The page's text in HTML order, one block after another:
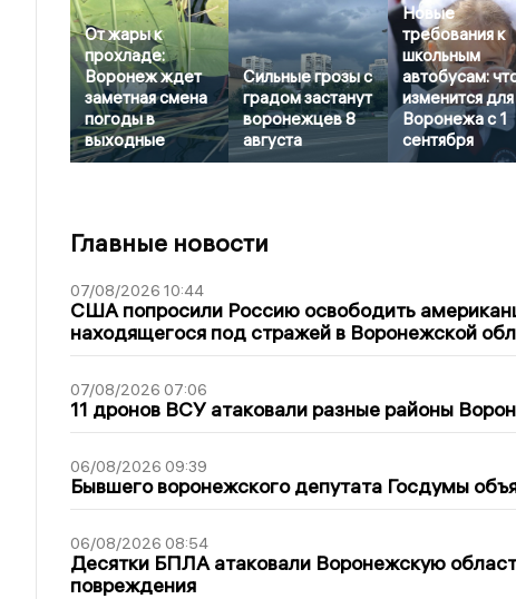
От жары к
прохладе:
Воронеж ждет
заметная смена
погоды в
выходные
Сильные грозы с
градом застанут
воронежцев 8
августа
Новые
требования к
школьным
автобусам:
изменится для
Воронежа с 1
сентября
Главные новости
07/08/2026 10:44
США попросили Россию освободить
находящегося под стражей в Воронежской
07/08/2026 07:06
11 дронов ВСУ атаковали разные районы
06/08/2026 09:39
Бывшего воронежского депутата Госдумы
06/08/2026 08:54
Десятки БПЛА атаковали Воронежскую
повреждения